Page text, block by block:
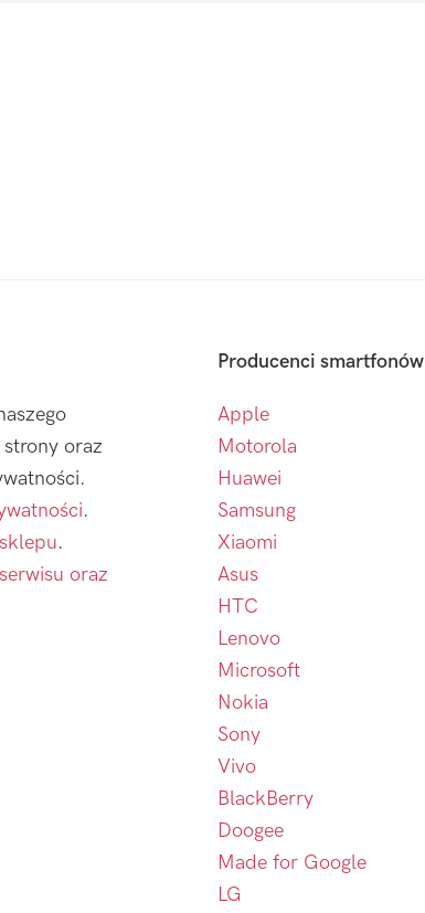
oraz
.
.
oraz
Producenci smartfonów
Apple
Motorola
Huawei
Samsung
Xiaomi
Asus
HTC
Lenovo
Microsoft
Nokia
Sony
Vivo
BlackBerry
Doogee
Made for Google
LG